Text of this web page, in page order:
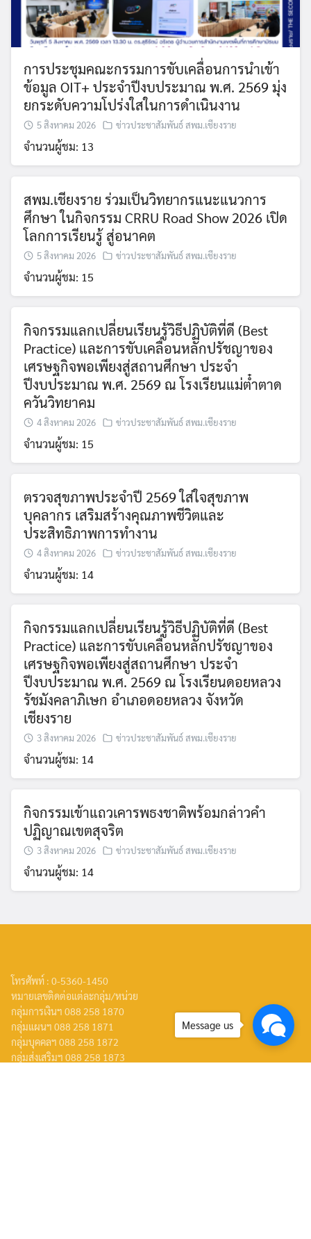
Search
การประชุมคณะกรรมการขับเคลื่อนการนำเข้า
ข้อมูล OIT+ ประจำปีงบประมาณ พ.ศ. 2569 มุ่ง
ยกระดับความโปร่งใสในการดำเนินงาน
5 สิงหาคม 2026 ข่าวประชาสัมพันธ์ สพม.เชียงราย
จำนวนผู้ชม: 13
สพม.เชียงราย ร่วมเป็นวิทยากรแนะแนวการ
ศึกษา ในกิจกรรม CRRU Road Show 2026 เปิด
โลกการเรียนรู้ สู่อนาคต
5 สิงหาคม 2026 ข่าวประชาสัมพันธ์ สพม.เชียงราย
จำนวนผู้ชม: 15
กิจกรรมแลกเปลี่ยนเรียนรู้วิธีปฏิบัติที่ดี (Best
Practice) และการขับเคลื่อนหลักปรัชญาของ
เศรษฐกิจพอเพียงสู่สถานศึกษา ประจำ
ปีงบประมาณ พ.ศ. 2569 ณ โรงเรียนแม่ต๋ำตาด
ควันวิทยาคม
4 สิงหาคม 2026 ข่าวประชาสัมพันธ์ สพม.เชียงราย
จำนวนผู้ชม: 15
ตรวจสุขภาพประจำปี 2569 ใส่ใจสุขภาพ
บุคลากร เสริมสร้างคุณภาพชีวิตและ
ประสิทธิภาพการทำงาน
4 สิงหาคม 2026 ข่าวประชาสัมพันธ์ สพม.เชียงราย
จำนวนผู้ชม: 14
กิจกรรมแลกเปลี่ยนเรียนรู้วิธีปฏิบัติที่ดี (Best
Practice) และการขับเคลื่อนหลักปรัชญาของ
เศรษฐกิจพอเพียงสู่สถานศึกษา ประจำ
ปีงบประมาณ พ.ศ. 2569 ณ โรงเรียนดอยหลวง
รัชมังคลาภิเษก อำเภอดอยหลวง จังหวัด
เชียงราย
3 สิงหาคม 2026 ข่าวประชาสัมพันธ์ สพม.เชียงราย
จำนวนผู้ชม: 14
กิจกรรมเข้าแถวเคารพธงชาติพร้อมกล่าวคำ
ปฏิญาณเขตสุจริต
3 สิงหาคม 2026 ข่าวประชาสัมพันธ์ สพม.เชียงราย
จำนวนผู้ชม: 14
โทรศัพท์ : 0-5360-1450
หมายเลขติดต่อแต่ละกลุ่ม/หน่วย
กลุ่มการเงินฯ 088 258 1870
กลุ่มแผนฯ 088 258 1871
กลุ่มบุคคลฯ 088 258 1872
กลุ่มส่งเสริมฯ 088 258 1873
Message us